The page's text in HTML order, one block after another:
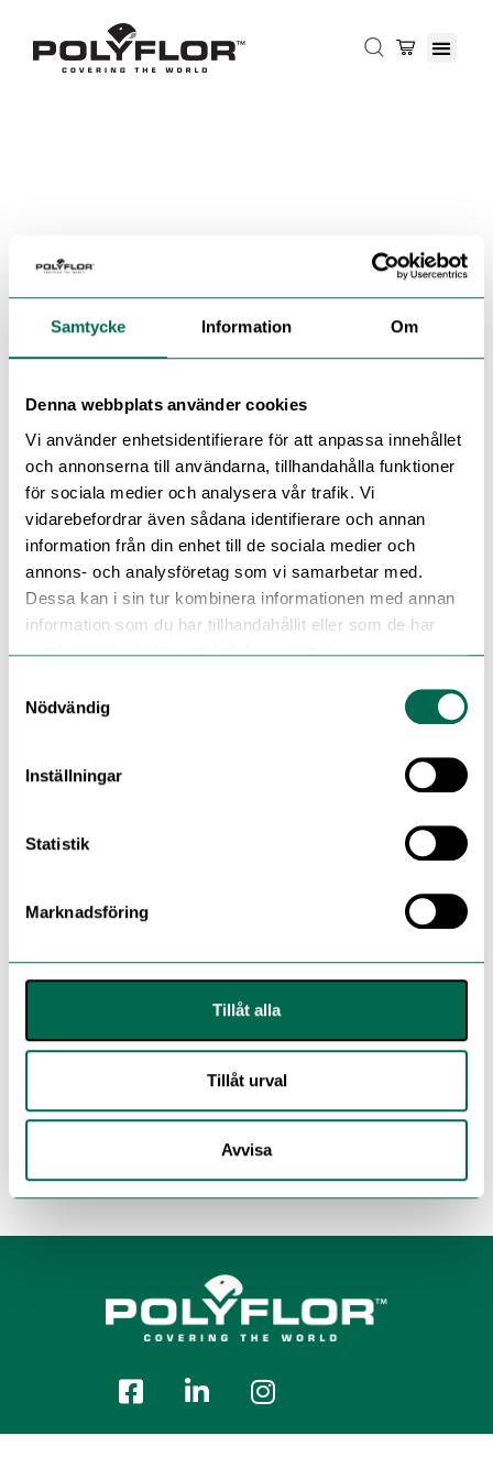
Samtycke Information Om
Denna webbplats använder cookies
Vi använder enhetsidentifierare för att anpassa innehållet
och annonserna till användarna, tillhandahålla funktioner
för sociala medier och analysera vår trafik. Vi
vidarebefordrar även sådana identifierare och annan
information från din enhet till de sociala medier och
annons- och analysföretag som vi samarbetar med.
Dessa kan i sin tur kombinera informationen med annan
information som du har tillhandahållit eller som de har
samlat in när du har använt deras tjänster.
Nödvändig
Inställningar
Statistik
Marknadsföring
Tillåt alla
Tillåt urval
Avvisa